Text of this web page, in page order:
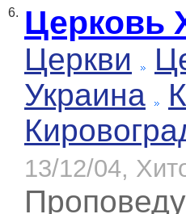
6. Церковь
Церкви
Украина
13/12/04,